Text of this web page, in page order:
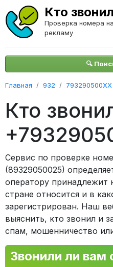
Кто
Проверка номера
рекламу
🔍
Главная 932 793290500XX
Кто
Сервис по проверке
(89329050025)
оператору принадлежит
стране относится и в
зарегистрирован. Наш
выяснить, кто звонил и
спам, мошенничество
Звонили ли вам